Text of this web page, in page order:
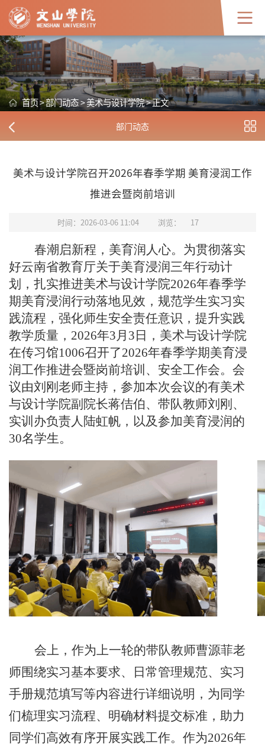
首页>部门动态>美术与设计学院>正文
部门动态
美术与设计学院召开2026年春季学期 美育浸润工作
推进会暨岗前培训
时间：2026-03-06 11:04 浏览： 17
春潮启新程， 美育润人心。为贯彻落实
好云南省教育厅关于美育浸润三年行动计
划，扎实推进美术与设计学院2026年春季学
期美育浸润行动落地见效，规范学生实习实
践流程，强化师生安全责任意识，提升实践
教学质量 ， 2026年3月3日，美术与设计学院
在传习馆1006召开了2026年春季学期美育浸
润工作推进会暨岗前培训 、安全工作会。会
议由刘刚老师主持，参加本次会议的有美术
与设计学院副院长蒋佶伯、带队教师刘刚、
实训办负责人陆虹帆，以及参加美育浸润的
30名学生。
会上， 作为上一轮的带队教师曹源菲老
师围绕实习基本要求、日常管理规范、实习
手册规范填写等内容进行详细说明 ，为同学
们梳理实习流程、明确材料提交标准，助力
同学们高效有序开展实践工作。作为2026年